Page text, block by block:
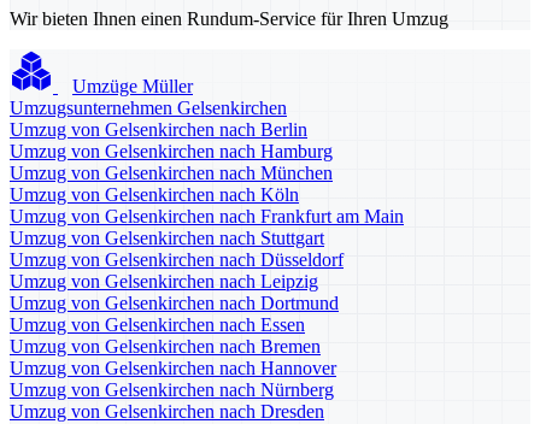
Wir bieten Ihnen einen Rundum-Service für Ihren Umzug
Umzüge Müller
Umzugsunternehmen Gelsenkirchen
Umzug von Gelsenkirchen nach Berlin
Umzug von Gelsenkirchen nach Hamburg
Umzug von Gelsenkirchen nach München
Umzug von Gelsenkirchen nach Köln
Umzug von Gelsenkirchen nach Frankfurt am Main
Umzug von Gelsenkirchen nach Stuttgart
Umzug von Gelsenkirchen nach Düsseldorf
Umzug von Gelsenkirchen nach Leipzig
Umzug von Gelsenkirchen nach Dortmund
Umzug von Gelsenkirchen nach Essen
Umzug von Gelsenkirchen nach Bremen
Umzug von Gelsenkirchen nach Hannover
Umzug von Gelsenkirchen nach Nürnberg
Umzug von Gelsenkirchen nach Dresden